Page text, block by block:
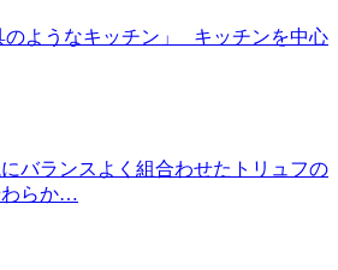
のようなキッチン」 キッチンを中心
バランスよく組合わせたトリュフの
わらか…